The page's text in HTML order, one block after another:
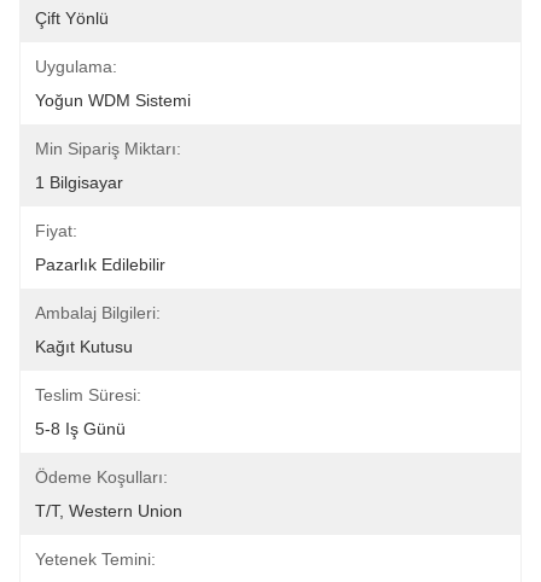
Çift ​​yönlü
Uygulama:
Yoğun WDM Sistemi
Min Sipariş Miktarı:
1 Bilgisayar
Fiyat:
Pazarlık Edilebilir
Ambalaj Bilgileri:
Kağıt Kutusu
Teslim Süresi:
5-8 Iş Günü
Ödeme Koşulları:
T/T, Western Union
Yetenek Temini: